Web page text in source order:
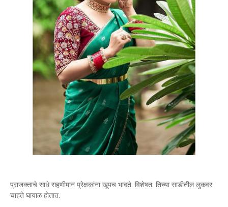
प्राजक्ताचे साधे राहणीमान प्रेक्षकांना खूपच भावते. विशेषत: तिच्या साडीतील लुकवर
चाहते घायाळ होतात.